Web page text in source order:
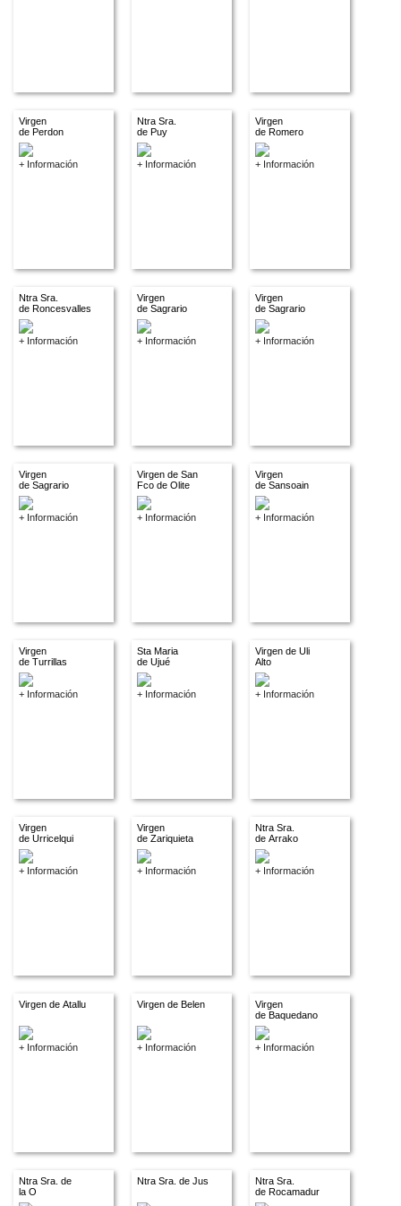
Virgen
de Perdon
+ Información
Ntra Sra.
de Puy
+ Información
Virgen
de Romero
+ Información
Ntra Sra.
de Roncesvalles
+ Información
Virgen
de Sagrario
+ Información
Virgen
de Sagrario
+ Información
Virgen
de Sagrario
+ Información
Virgen de San
Fco de Olite
+ Información
Virgen
de Sansoain
+ Información
Virgen
de Turrillas
+ Información
Sta Maria
de Ujué
+ Información
Virgen de Uli
Alto
+ Información
Virgen
de Urricelqui
+ Información
Virgen
de Zariquieta
+ Información
Ntra Sra.
de Arrako
+ Información
Virgen de Atallu
+ Información
Virgen de Belen
+ Información
Virgen
de Baquedano
+ Información
Ntra Sra. de
la O
Ntra Sra. de Jus
Ntra Sra.
de Rocamadur